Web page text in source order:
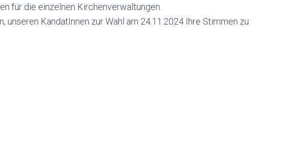
für die einzelnen Kirchenverwaltungen.
unseren KandatInnen zur Wahl am 24.11.2024 Ihre Stimmen zu